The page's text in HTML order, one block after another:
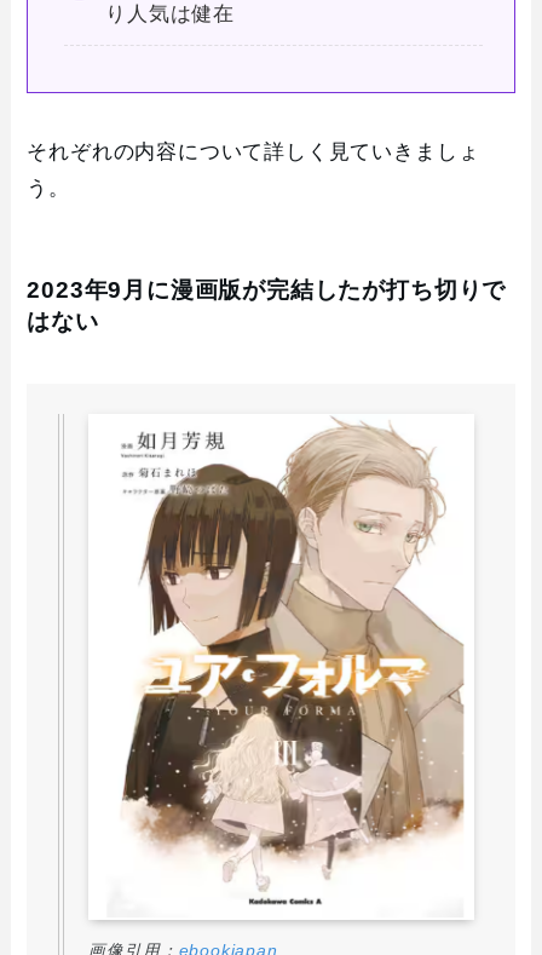
り人気は健在
それぞれの内容について詳しく見ていきましょ
う。
2023年9月に漫画版が完結したが打ち切りで
はない
画像引用： ebookjapan